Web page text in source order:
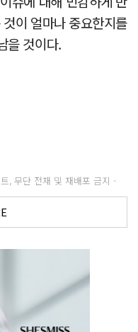
이 얼마나 중요한지를
을 것이다.
, 무단 전재 및 재배포 금지 -